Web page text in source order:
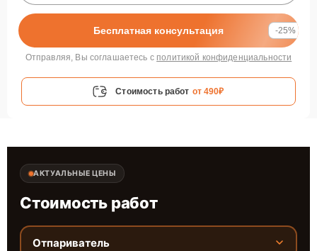
Бесплатная консультация -25%
Отправляя, Вы соглашаетесь с политикой конфиденциальности
Стоимость работ от 490₽
АКТУАЛЬНЫЕ ЦЕНЫ
Стоимость работ
Отпариватель